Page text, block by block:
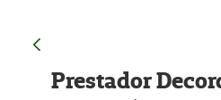
Prestador